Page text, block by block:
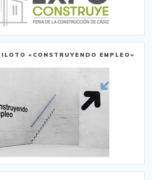
«CONSTRUYENDO EMPLEO»